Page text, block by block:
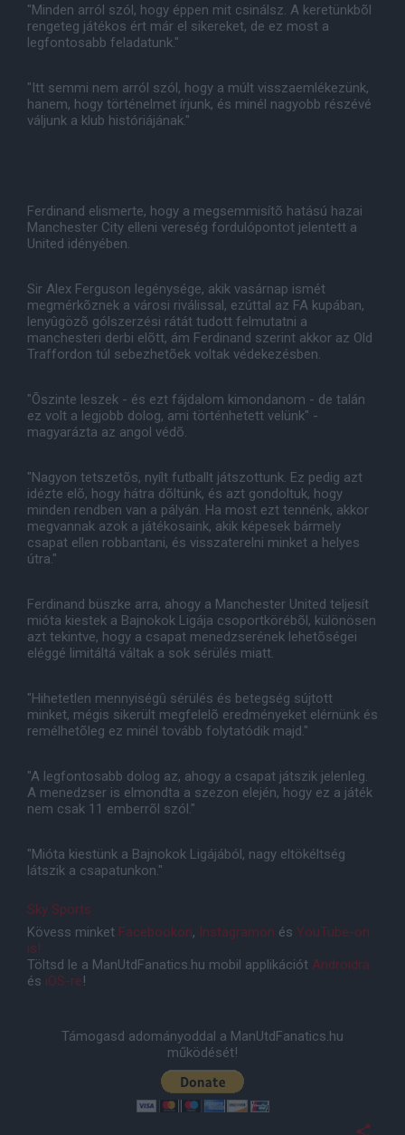
"Minden arról szól, hogy éppen mit csinálsz. A keretünkbõl
rengeteg játékos ért már el sikereket, de ez most a
legfontosabb feladatunk."
"Itt semmi nem arról szól, hogy a múlt visszaemlékezünk,
hanem, hogy történelmet írjunk, és minél nagyobb részévé
váljunk a klub históriájának."
Ferdinand elismerte, hogy a megsemmisítõ hatású hazai
Manchester City elleni vereség fordulópontot jelentett a
United idényében.
Sir Alex Ferguson legénysége, akik vasárnap ismét
megmérkõznek a városi riválissal, ezúttal az FA kupában,
lenyûgözõ gólszerzési rátát tudott felmutatni a
manchesteri derbi elõtt, ám Ferdinand szerint akkor az Old
Traffordon túl sebezhetõek voltak védekezésben.
"Õszinte leszek - és ezt fájdalom kimondanom - de talán
ez volt a legjobb dolog, ami történhetett velünk" -
magyarázta az angol védõ.
"Nagyon tetszetõs, nyílt futballt játszottunk. Ez pedig azt
idézte elõ, hogy hátra dõltünk, és azt gondoltuk, hogy
minden rendben van a pályán. Ha most ezt tennénk, akkor
megvannak azok a játékosaink, akik képesek bármely
csapat ellen robbantani, és visszaterelni minket a helyes
útra."
Ferdinand büszke arra, ahogy a Manchester United teljesít
mióta kiestek a Bajnokok Ligája csoportkörébõl, különösen
azt tekintve, hogy a csapat menedzserének lehetõségei
eléggé limitáltá váltak a sok sérülés miatt.
"Hihetetlen mennyiségû sérülés és betegség sújtott
minket, mégis sikerült megfelelõ eredményeket elérnünk és
remélhetõleg ez minél tovább folytatódik majd."
"A legfontosabb dolog az, ahogy a csapat játszik jelenleg.
A menedzser is elmondta a szezon elején, hogy ez a játék
nem csak 11 emberrõl szól."
"Mióta kiestünk a Bajnokok Ligájából, nagy eltökéltség
látszik a csapatunkon."
Sky Sports
Kövess minket Facebookon, Instagramon és YouTube-on
is!
Töltsd le a ManUtdFanatics.hu mobil applikációt Androidra
és iOS-re!
Támogasd adományoddal a ManUtdFanatics.hu
működését!